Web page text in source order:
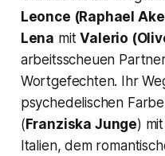
Leonce (Raphael
Lena mitValerio
arbeitsscheuen
Wortgefechten. Ihr
psychedelischen
( Franziska Junge)
Italien, dem